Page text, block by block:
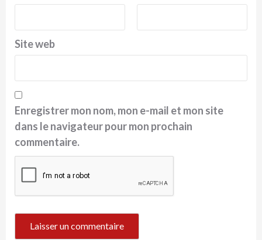
Site web
Enregistrer mon nom, mon e-mail et mon site
dans le navigateur pour mon prochain
commentaire.